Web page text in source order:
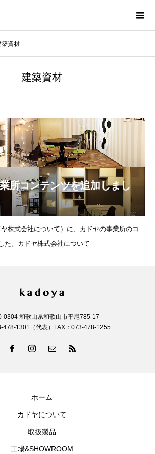
築資材
建築資材
所コンテンツを追加しまし
株式会社について）に、カドヤの事業所のコ
た。カドヤ株式会社について
0304 和歌山県和歌山市平尾785-17
478-1301（代表）FAX：073-478-1255
ホーム
カドヤについて
取扱製品
工場&SHOWROOM